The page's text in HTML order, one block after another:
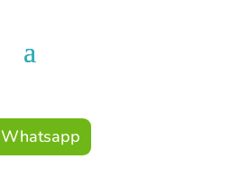
Whatsapp